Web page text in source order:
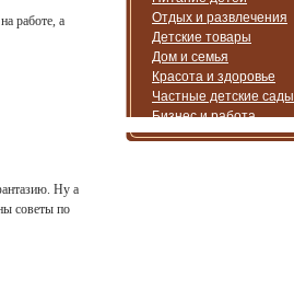
работе, а
Ну а
советы по
Отдых и развлечения
Детские товары
Дом и семья
Красота и здоровье
Частные детские сады
Бизнес и работа